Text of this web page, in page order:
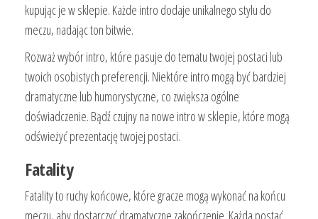
kupując je w sklepie. Każde intro dodaje unikalnego stylu do
meczu, nadając ton bitwie.
Rozważ wybór intro, które pasuje do tematu twojej postaci lub
twoich osobistych preferencji. Niektóre intro mogą być bardziej
dramatyczne lub humorystyczne, co zwiększa ogólne
doświadczenie. Bądź czujny na nowe intro w sklepie, które mogą
odświeżyć prezentację twojej postaci.
Fatality
Fatality to ruchy końcowe, które gracze mogą wykonać na końcu
meczu, aby dostarczyć dramatyczne zakończenie. Każda postać